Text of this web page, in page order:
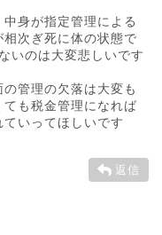
身が指定管理による
次ぎ死に体の状態で
いのは大変悲しいです
管理の欠落は大変も
も税金管理になれば
いってほしいです
返信